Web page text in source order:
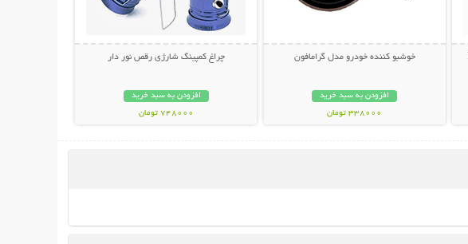
خوشبو کننده خودرو مدل گرامافون
افزودن به سبد خرید
338000 تومان
چراغ کمپینگ شارژی رقص نور دار
افزودن به سبد خرید
748000 تومان